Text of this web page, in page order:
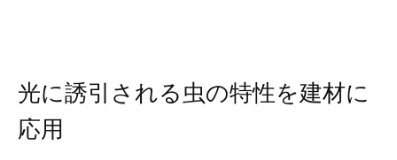
光に誘引される虫の特性を建材に
応用